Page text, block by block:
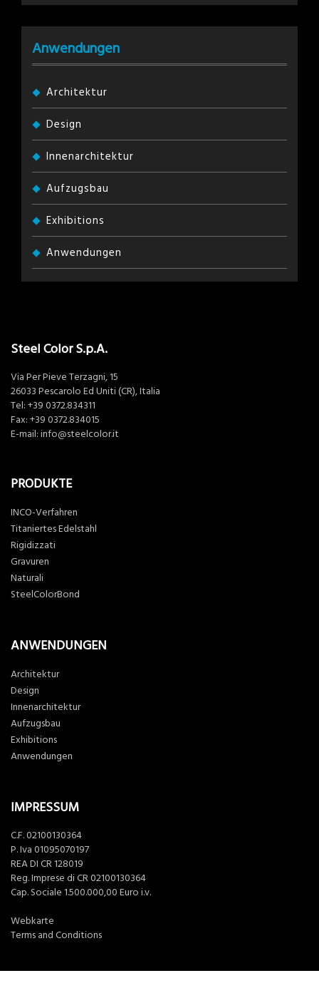
Anwendungen
Architektur
Design
Innenarchitektur
Aufzugsbau
Exhibitions
Anwendungen
Steel Color S.p.A.
Via Per Pieve Terzagni, 15
26033 Pescarolo Ed Uniti (CR), Italia
Tel: +39 0372.834311
Fax: +39 0372.834015
E-mail: info@steelcolor.it
PRODUKTE
INCO-Verfahren
Titaniertes Edelstahl
Rigidizzati
Gravuren
Naturali
SteelColorBond
ANWENDUNGEN
Architektur
Design
Innenarchitektur
Aufzugsbau
Exhibitions
Anwendungen
IMPRESSUM
C.F. 02100130364
P. Iva 01095070197
REA DI CR 128019
Reg. Imprese di CR 02100130364
Cap. Sociale 1.500.000,00 Euro i.v.
Webkarte
Terms and Conditions